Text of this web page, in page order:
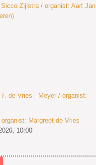
Zijlstra / organist: Aart Jan
de Vries - Meyer / organist:
Margreet de Vries
10:00